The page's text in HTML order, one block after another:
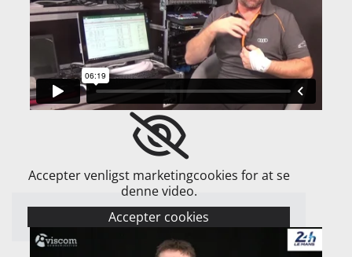
Accepter venligst marketingcookies for at se
denne video.
Accepter cookies